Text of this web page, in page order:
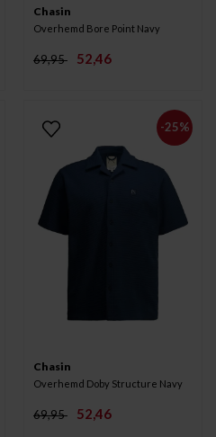
Chasin
Overhemd Bore Point Navy
69,95 52,46
-25%
Chasin
Overhemd Doby Structure Navy
69,95 52,46